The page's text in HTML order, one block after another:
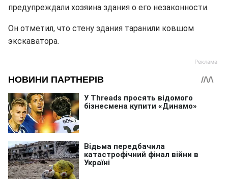
предупреждали хозяина здания о его незаконности.
Он отметил, что стену здания таранили ковшом
экскаватора.